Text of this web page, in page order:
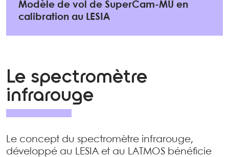
Modèle de vol de SuperCam-MU en
calibration au LESIA
Le spectromètre
infrarouge
Le concept du spectromètre infrarouge,
développé au LESIA et au LATMOS bénéficie